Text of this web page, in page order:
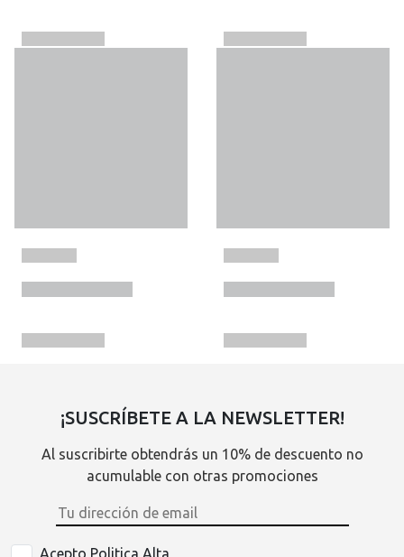
¡SUSCRÍBETE A LA NEWSLETTER!
Al suscribirte obtendrás un 10% de descuento no
acumulable con otras promociones
Acepto Politica Alta